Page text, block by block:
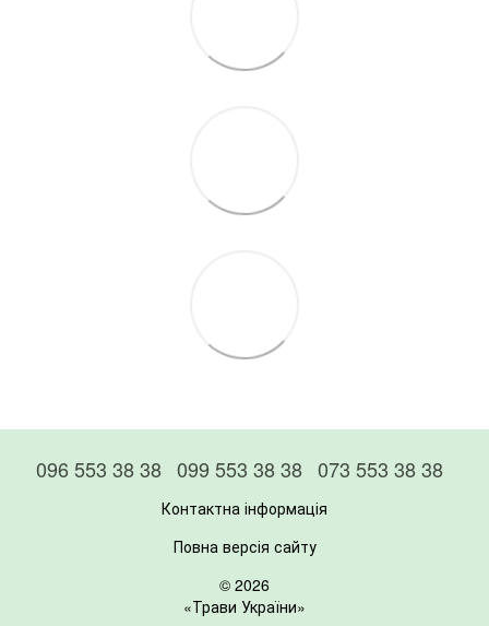
096 553 38 38 099 553 38 38 073 553 38 38
Контактна інформація
Повна версія сайту
© 2026
«Трави України»